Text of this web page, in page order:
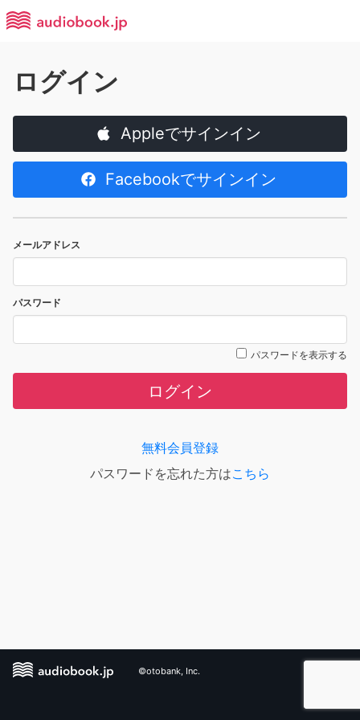
ログイン
Appleでサインイン
Facebookでサインイン
メールアドレス
パスワード
パスワードを表示する
ログイン
無料会員登録
パスワードを忘れた方はこちら
©otobank, Inc.